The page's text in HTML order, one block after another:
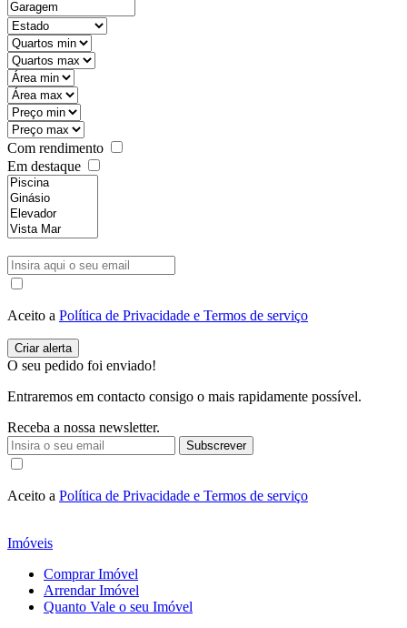
Com rendimento
Em destaque
Aceito a Política de Privacidade e Termos de serviço
O seu pedido foi enviado!
Entraremos em contacto consigo o mais rapidamente possível.
Receba a nossa newsletter.
Subscrever
Aceito a Política de Privacidade e Termos de serviço
Imóveis
Comprar Imóvel
Arrendar Imóvel
Quanto Vale o seu Imóvel